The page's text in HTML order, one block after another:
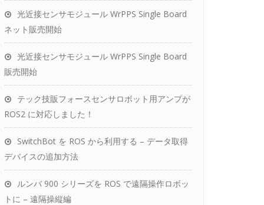
光近接センサモジュール WrPPS Single Board
ネット販売開始
光近接センサモジュール WrPPS Single Board
販売開始
テック技販フォースセンサロボット用アンプが
ROS2 に対応しました！
SwitchBot を ROS から利用する – データ取得
デバイスの追加方法
ルンバ 900 シリーズを ROS で遠隔操作ロボッ
トに – 遠隔操縦編